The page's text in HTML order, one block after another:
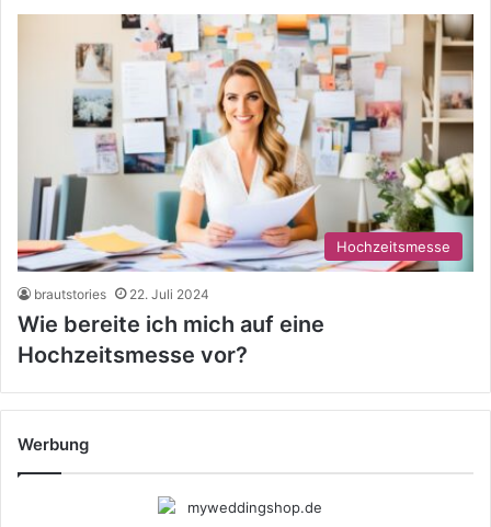
Hochzeitsmesse
brautstories 22. Juli 2024
Wie bereite ich mich auf eine
Hochzeitsmesse vor?
Werbung